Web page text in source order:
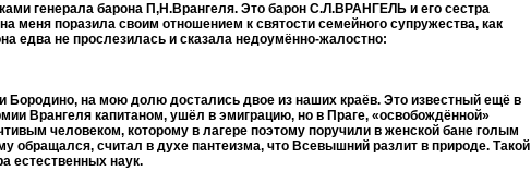
генерала барона П,Н.Врангеля. Это барон С.Л.ВРАНГЕЛЬ и его сестра
поразила своим отношением к святости семейного супружества, как
едва не прослезилась и сказала недоумённо-жалостно:
Бородино, на мою долю достались двое из наших краёв. Это известный ещё в
Врангеля капитаном, ушёл в эмиграцию, но в Праге, «освобождённой»
человеком, которому в лагере поэтому поручили в женской бане голым
обращался, считал в духе пантеизма, что Всевышний разлит в природе. Такой
естественных наук.